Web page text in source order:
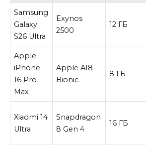
Samsung
Galaxy
S26 Ultra
Exynos
2500
12 ГБ
Apple
iPhone
16 Pro
Max
Apple A18
Bionic
8 ГБ
Xiaomi 14
Ultra
Snapdragon
8 Gen 4
16 ГБ